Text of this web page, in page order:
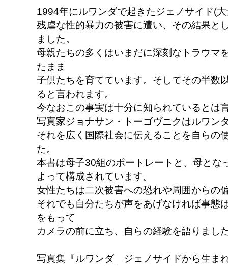
1994年にルワンダで起きたジェノサイド(
残虐な性的暴力の被害に遭い、その結果と
ました。
母親たちの多くはいまだに深刻なトラウマ
たまま
子供たちを育てています。そしてその半数
ると言われます。
今なおこの事実は十分に知られているとは
写真家ジョナサン・トーゴヴニクはルワン
それを広く国際社会に伝えることを自らの
た。
本書は母子30組のポートレートと、母とな
よって構成されています。
女性たちは二次被害への恐れや周囲からの
それでも自分たちが声をあげなければ事態
をもって
カメラの前に立ち、自らの経験を語りまし
写真集『ルワンダ ジェノサイドから生ま